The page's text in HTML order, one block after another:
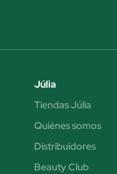
Júlia
Tiendas Júlia
Quiénes somos
Distribuidores
Beauty Club